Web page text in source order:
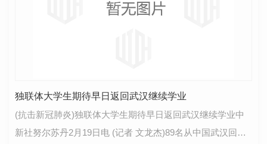
独联体大学生期待早日返回武汉继续学业
(抗击新冠肺炎)独联体大学生期待早日返回武汉继续学业中
新社努尔苏丹2月19日电 (记者 文龙杰)89名从中国武汉回到